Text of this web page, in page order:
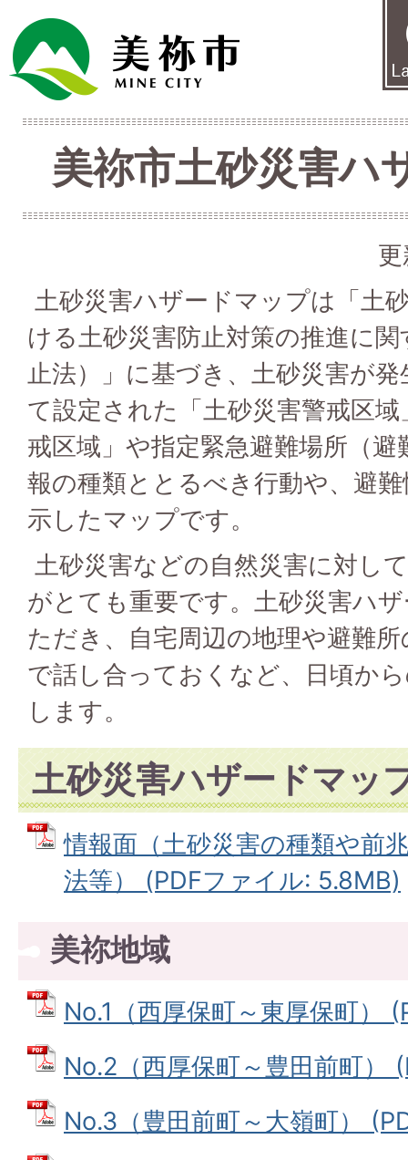
美祢市土砂災害ハ
土砂災害ハザードマップは「土
ける土砂災害防止対策の推進に
止法）」に基づき、土砂災害が
て設定された「土砂災害警戒区
戒区域」や指定緊急避難場所（
報の種類ととるべき行動や、避
示したマップです。
土砂災害などの自然災害に対し
がとても重要です。土砂災害ハ
ただき、自宅周辺の地理や避難
で話し合っておくなど、日頃か
します。
土砂災害ハザードマッ
情報面（土砂災害の種類や前
法等） (PDFファイル: 5.8MB)
美祢地域
No.1（西厚保町～東厚保町）
No.2（西厚保町～豊田前町）
No.3（豊田前町～大嶺町）